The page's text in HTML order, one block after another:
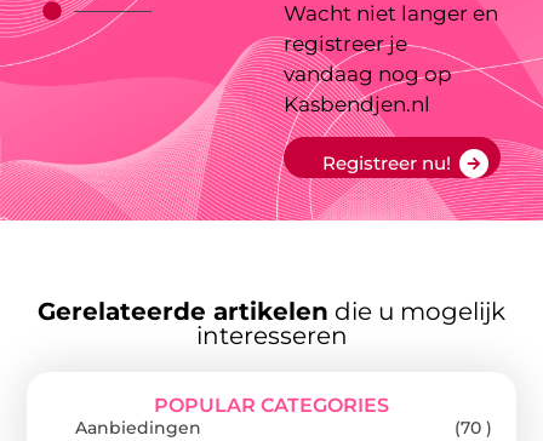
Wacht niet langer en
registreer je
vandaag nog op
Kasbendjen.nl
Registreer nu!
Gerelateerde artikelen die u mogelijk
interesseren
POPULAR CATEGORIES
Aanbiedingen
(70 )